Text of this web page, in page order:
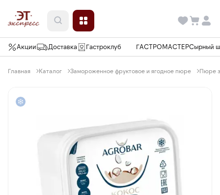
Акции Доставка Гастроклуб ГАСТРОМАСТЕРСырный
Главная Каталог Замороженное фруктовое и ягодное пюре Пюре